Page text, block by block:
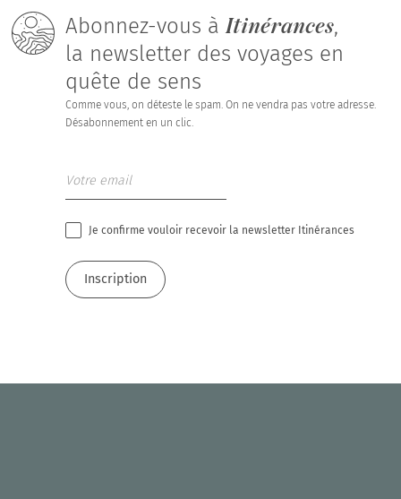
Abonnez-vous àItinérances,
la newsletter des voyages en
quête de sens
Comme vous, on déteste le spam. On ne vendra pas votre adresse.
Désabonnement en un clic.
Je confirme vouloir recevoir la newsletter Itinérances